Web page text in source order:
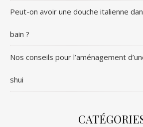
Peut-on avoir une douche italienne
bain ?
Nos conseils pour l’aménagement
shui